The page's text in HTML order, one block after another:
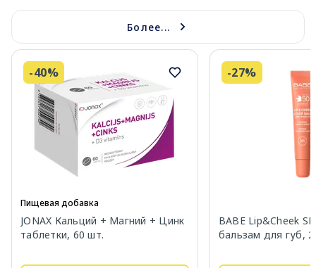
Более...
-40%
Пищевая добавка
JONAX Кальций + Магний + Цинк
таблетки, 60 шт.
-27%
BABE Lip&Cheek
бальзам для губ,